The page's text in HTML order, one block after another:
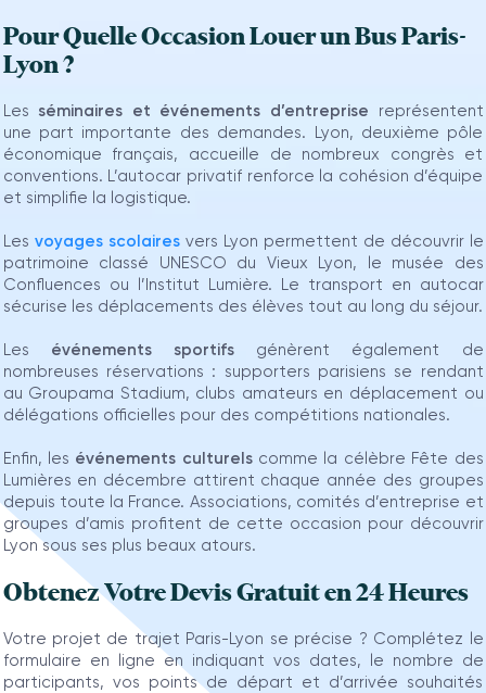
Pour Quelle Occasion Louer un Bus Paris-
Lyon ?
Les séminaires et événements d’entreprise représentent
une part importante des demandes. Lyon, deuxième pôle
économique français, accueille de nombreux congrès et
conventions. L’autocar privatif renforce la cohésion d’équipe
et simplifie la logistique.
Les voyages scolairesvers Lyon permettent de découvrir le
patrimoine classé UNESCO du Vieux Lyon, le musée des
Confluences ou l’Institut Lumière. Le transport en autocar
sécurise les déplacements des élèves tout au long du séjour.
Les événements sportifsgénèrent également de
nombreuses réservations : supporters parisiens se rendant
au Groupama Stadium, clubs amateurs en déplacement ou
délégations officielles pour des compétitions nationales.
Enfin, les événements culturelscomme la célèbre Fête des
Lumières en décembre attirent chaque année des groupes
depuis toute la France. Associations, comités d’entreprise et
groupes d’amis profitent de cette occasion pour découvrir
Lyon sous ses plus beaux atours.
Obtenez Votre Devis Gratuit en 24 Heures
Votre projet de trajet Paris-Lyon se précise ? Complétez le
formulaire en ligne en indiquant vos dates, le nombre de
participants, vos points de départ et d’arrivée souhaités